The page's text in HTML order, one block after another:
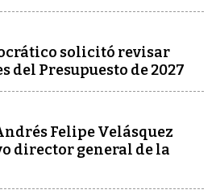
solicitó revisar
del Presupuesto de 2027
Felipe Velásquez
director general de la